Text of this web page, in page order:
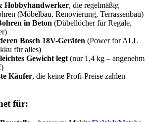
Hobbyhandwerker, die regelmäßig
(Möbelbau, Renovierung, Terrassenbau)
in Beton (Dübellöcher für Regale,
Bosch 18V-Geräten (Power for ALL
für alles)
Gewicht legt (nur 1,4 kg – angenehm
Käufer, die keine Profi-Preise zahlen
für: